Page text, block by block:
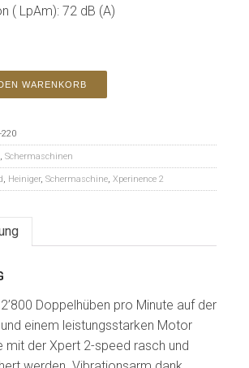
( LpAm): 72 dB (A)
WARENKORB
220
, Schermaschinen
, Heiniger, Schermaschine, Xperinence 2
Doppelhüben pro Minute auf der
einem leistungsstarken Motor
mit der Xpert 2-speed rasch und